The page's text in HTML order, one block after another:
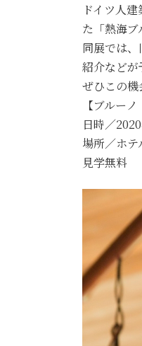
ドイツ人
た「熱海ブ
同展では
紹介などが
ぜひこの機
【ブルー
日時／
場所／ホ
見学無料